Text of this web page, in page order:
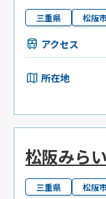
三重県 松阪
アクセス
所在地
松阪みら
三重県 松阪